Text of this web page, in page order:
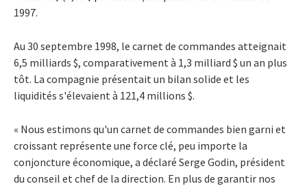
1997.
Au 30 septembre 1998, le carnet de commandes atteignait
6,5 milliards $, comparativement à 1,3 milliard $ un an plus
tôt. La compagnie présentait un bilan solide et les
liquidités s'élevaient à 121,4 millions $.
« Nous estimons qu'un carnet de commandes bien garni et
croissant représente une force clé, peu importe la
conjoncture économique, a déclaré Serge Godin, président
du conseil et chef de la direction. En plus de garantir nos